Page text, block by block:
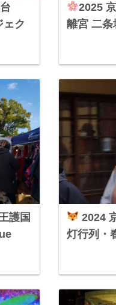
ェク
2025
離宮 二条
護国
2024
灯行列・